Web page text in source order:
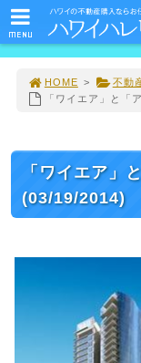
HOME > 不動
「ワイエア」と「
「ワイエア」
(03/19/2014)
MENU